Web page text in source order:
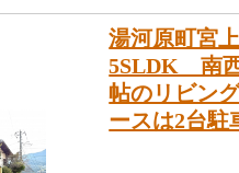
湯河原町宮
5SLDK 南
帖のリビン
ースは2台駐